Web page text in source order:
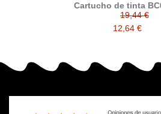
Cartucho de tinta
19,44 €
12,64 €